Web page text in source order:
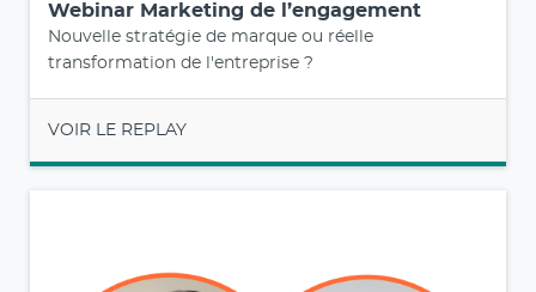
Webinar Marketing de l’engagement
Nouvelle stratégie de marque ou réelle
transformation de l'entreprise ?
VOIR LE REPLAY